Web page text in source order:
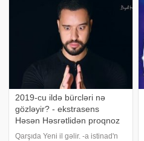
seçmək bəzən çox çətin, bəzə
2019-cu ildə bürcləri nə
gözləyir? - ekstrasens
Həsən Həsrətlidən proqnoz
Qarşıda Yeni il gəlir. -a istinad'n